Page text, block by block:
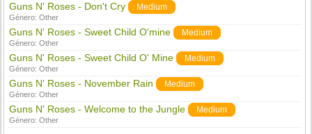
Guns N' Roses - Don't Cry Medium
Género:Other
Guns N' Roses - Sweet Child O'mine Medium
Género:Other
Guns N' Roses - Sweet Child O' Mine Medium
Género:Other
Guns N' Roses - November Rain Medium
Género:Other
Guns N' Roses - Welcome to the Jungle Medium
Género:Other